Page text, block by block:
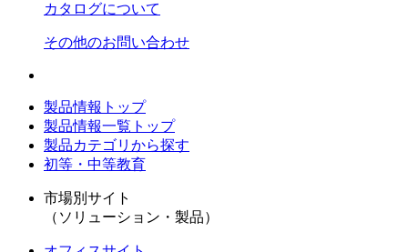
カタログについて
その他のお問い合わせ
製品情報トップ
製品情報一覧トップ
製品カテゴリから探す
初等・中等教育
市場別サイト
（ソリューション・製品）